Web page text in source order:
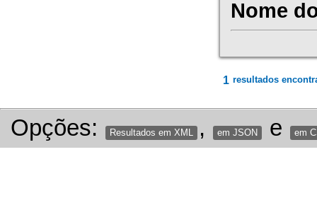
Nome
1 resultados
Opções: Resultados em XML , em JSON e em